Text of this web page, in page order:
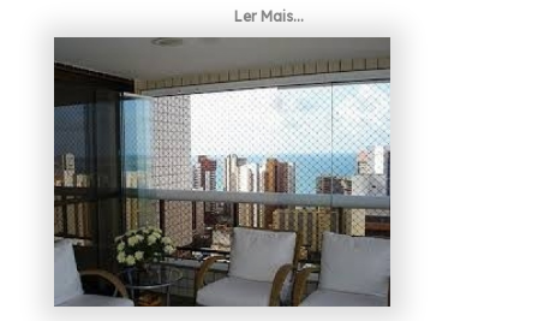
Caso esteja procurando por Fechamento de
Sacadas com Vidro valores na Casa Verde,
Conte com a Protavi Vidros e tenha a solução
que você busca do setor de engenharia de
vidros, são diversas opções de produtos e
serviços oferecidas, como envidraçamento
de sacadas, box para banheiros e portas de
vidro. Fale conosco e tenha um ambiente
mais moderno, estamos à sua disposição.
Ler Mais...